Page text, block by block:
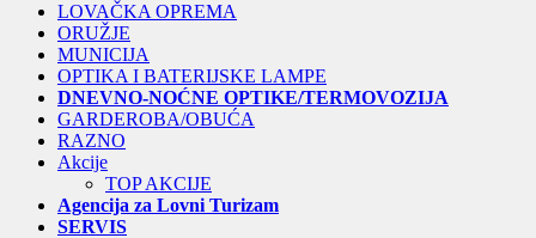
LOVAČKA OPREMA
ORUŽJE
MUNICIJA
OPTIKA I BATERIJSKE LAMPE
DNEVNO-NOĆNE OPTIKE/TERMOVOZIJA
GARDEROBA/OBUĆA
RAZNO
Akcije
TOP AKCIJE
Agencija za Lovni Turizam
SERVIS